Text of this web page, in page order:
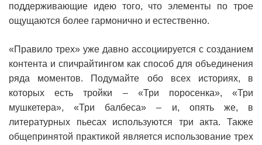
поддерживающие идею того, что элементы по трое
ощущаются более гармонично и естественно.
«Правило трех» уже давно ассоциируется с созданием
контента и спичрайтингом как способ для объединения
ряда моментов. Подумайте обо всех историях, в
которых есть тройки – «Три поросенка», «Три
мушкетера», «Три балбеса» – и, опять же, в
литературных пьесах используются три акта. Также
общепринятой практикой является использование трех